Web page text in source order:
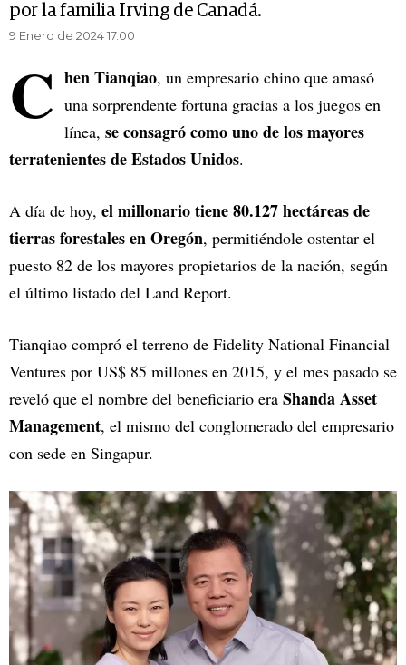
por la familia Irving de Canadá.
9 Enero de 2024 17.00
C hen Tianqiao, un empresario chino que amasó
una sorprendente fortuna gracias a los juegos en
línea, se consagró como uno de los mayores
terratenientes de Estados Unidos.
A día de hoy, el millonario tiene 80.127 hectáreas de
tierras forestales en Oregón, permitiéndole ostentar el
puesto 82 de los mayores propietarios de la nación, según
el último listado del Land Report.
Tianqiao compró el terreno de Fidelity National Financial
Ventures por US$ 85 millones en 2015, y el mes pasado se
reveló que el nombre del beneficiario era Shanda Asset
Management, el mismo del conglomerado del empresario
con sede en Singapur.